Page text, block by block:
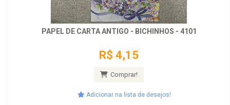
PAPEL DE CARTA ANTIGO - BICHINHOS - 4101
R$ 4,15
Comprar!
Adicionar na lista de desejos!